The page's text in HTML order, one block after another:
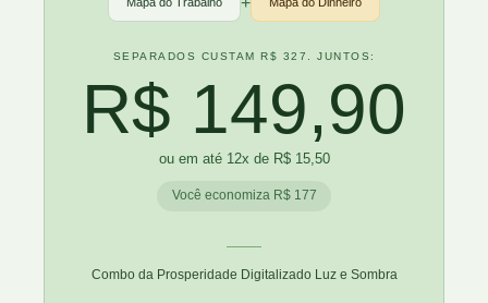
Mapa do Trabalho Mapa do Dinheiro
SEPARADOS CUSTAM R$ 327. JUNTOS:
R$ 149,90
ou em até 12x de R$ 15,50
Você economiza R$ 177
Combo da Prosperidade Digitalizado Luz e Sombra